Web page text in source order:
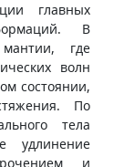
главных
В
где
волн
состоянии,
По
тела
удлинение
и